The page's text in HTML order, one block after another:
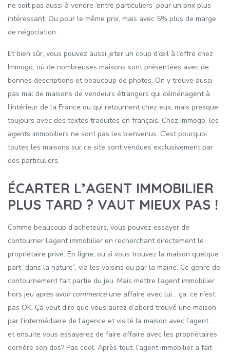
ne soit pas aussi à vendre ‘entre particuliers’ pour un prix plus
intéressant. Ou pour le même prix, mais avec 5% plus de marge
de négociation.
Et bien sûr, vous pouvez aussi jeter un coup d’œil à l’offre chez
Immogo, où de nombreuses maisons sont présentées avec de
bonnes descriptions et beaucoup de photos. On y trouve aussi
pas mal de maisons de vendeurs étrangers qui déménagent à
l’intérieur de la France ou qui retournent chez eux, mais presque
toujours avec des textes traduites en français. Chez Immogo, les
agents immobiliers ne sont pas les bienvenus. C’est pourquoi
toutes les maisons sur ce site sont vendues exclusivement par
des particuliers.
ÉCARTER L’AGENT IMMOBILIER
PLUS TARD ? VAUT MIEUX PAS !
Comme beaucoup d’acheteurs, vous pouvez essayer de
contourner l’agent immobilier en recherchant directement le
propriétaire privé. En ligne, ou si vous trouvez la maison quelque
part “dans la nature”, via les voisins ou par la mairie. Ce genre de
contournement fait partie du jeu. Mais mettre l’agent immobilier
hors jeu après avoir commencé une affaire avec lui… ça, ce n’est
pas OK. Ça veut dire que vous aurez d’abord trouvé une maison
par l’intermédiaire de l’agence et visité la maison avec l’agent …
et ensuite vous essayerez de faire affaire avec les propriétaires
derrière son dos? Pas cool. Après tout, l’agent immobilier a fait